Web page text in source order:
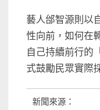
藝人邰智源則以
性向前，如何在
自己持續前行的
式鼓勵民眾實際
新聞來源：